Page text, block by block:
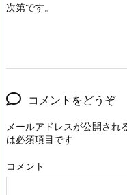
次第です。
コメントをどうぞ
メールアドレスが公開され
は必須項目です
コメント